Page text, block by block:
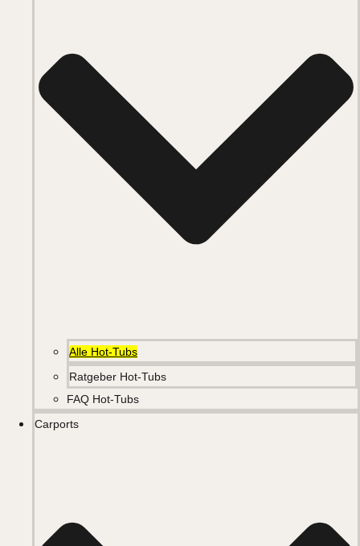
Alle Hot-Tubs
Ratgeber Hot-Tubs
FAQ Hot-Tubs
Carports